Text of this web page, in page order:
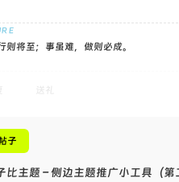
则将至；事虽难，做则必成。
子
比主题 – 侧边主题推广小工具（第